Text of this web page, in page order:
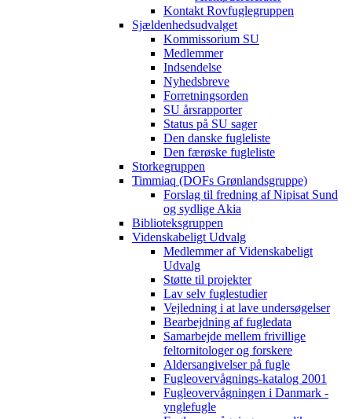
Kontakt Rovfuglegruppen
Sjældenhedsudvalget
Kommissorium SU
Medlemmer
Indsendelse
Nyhedsbreve
Forretningsorden
SU årsrapporter
Status på SU sager
Den danske fugleliste
Den færøske fugleliste
Storkegruppen
Timmiaq (DOFs Grønlandsgruppe)
Forslag til fredning af Nipisat Sund
og sydlige Akia
Biblioteksgruppen
Videnskabeligt Udvalg
Medlemmer af Videnskabeligt
Udvalg
Støtte til projekter
Lav selv fuglestudier
Vejledning i at lave undersøgelser
Bearbejdning af fugledata
Samarbejde mellem frivillige
feltornitologer og forskere
Aldersangivelser på fugle
Fugleovervågnings-katalog 2001
Fugleovervågningen i Danmark -
ynglefugle